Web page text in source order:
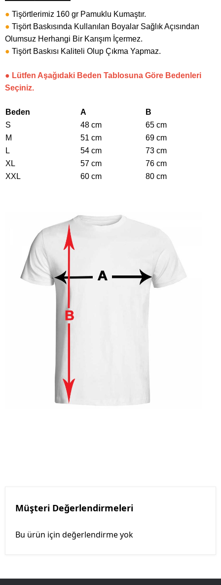
● Tişörtlerimiz 160 gr Pamuklu Kumaştır.
● Tişört Baskısında Kullanılan Boyalar Sağlık Açısından
Olumsuz Herhangi Bir Karışım İçermez.
● Tişört Baskısı Kaliteli Olup Çıkma Yapmaz.
● Lütfen Aşağıdaki Beden Tablosuna Göre Bedenleri
Seçiniz.
Beden A
B
S
48 cm
65 cm
M
51 cm
69 cm
L
54 cm
73 cm
XL
57 cm
76 cm
XXL
60 cm 80 cm
Müşteri Değerlendirmeleri
Bu ürün için değerlendirme yok